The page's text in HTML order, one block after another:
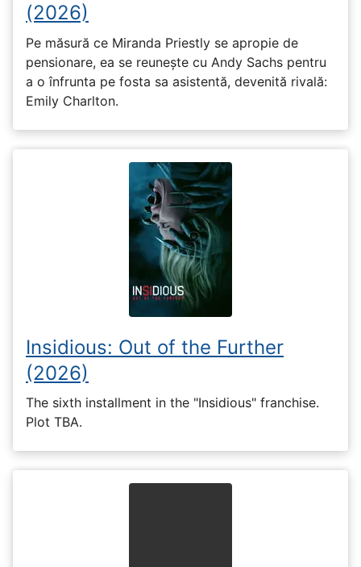
(2026)
Pe măsură ce Miranda Priestly se apropie de
pensionare, ea se reunește cu Andy Sachs pentru
a o înfrunta pe fosta sa asistentă, devenită rivală:
Emily Charlton.
Insidious: Out of the Further
(2026)
The sixth installment in the "Insidious" franchise.
Plot TBA.